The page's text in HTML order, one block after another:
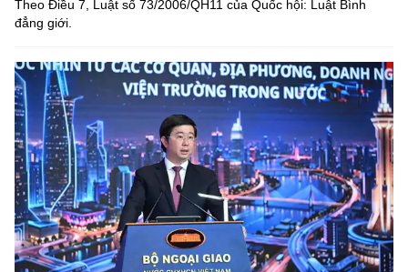
Theo Điều 7, Luật số 73/2006/QH11 của Quốc hội: Luật Bình
đẳng giới.